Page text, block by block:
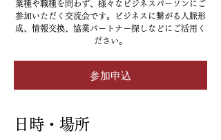
業種や職種を問わず、様々なビジネスパーソンにご
参加いただく交流会です。ビジネスに繋がる人脈形
成、情報交換、協業パートナー探しなどにご活用く
ださい。
参加申込
日時・場所